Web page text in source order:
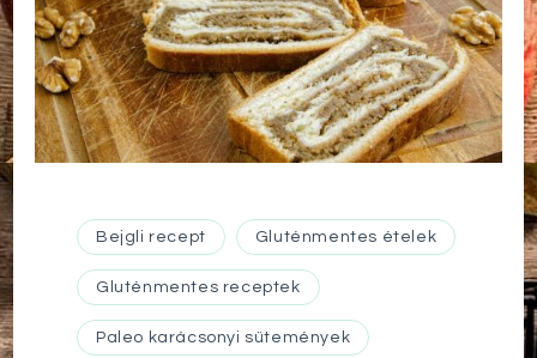
Bejgli recept Gluténmentes ételek
Gluténmentes receptek
Paleo karácsonyi sütemények